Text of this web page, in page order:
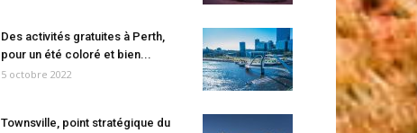
Des activités gratuites à Perth,
pour un été coloré et bien...
5 octobre 2022
Townsville, point stratégique du